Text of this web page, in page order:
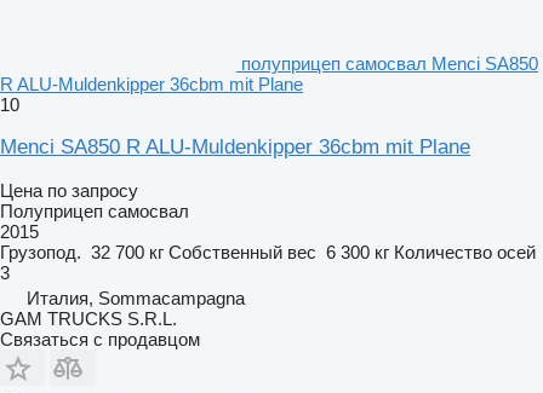
полуприцеп самосвал Menci SA850
R ALU-Muldenkipper 36cbm mit Plane
10
Menci SA850 R ALU-Muldenkipper 36cbm mit Plane
Цена по запросу
Полуприцеп самосвал
2015
Грузопод. 32 700 кг Собственный вес 6 300 кг Количество осей
3
Италия, Sommacampagna
GAM TRUCKS S.R.L.
Связаться с продавцом